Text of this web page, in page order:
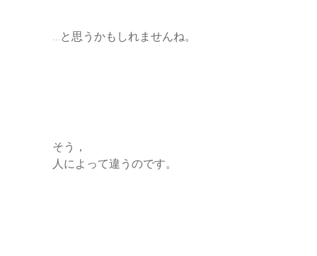
…と思うかもしれませんね。
そう，
人によって違うのです。